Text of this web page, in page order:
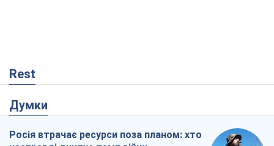
Rest
Думки
Росія втрачає ресурси поза планом: хто